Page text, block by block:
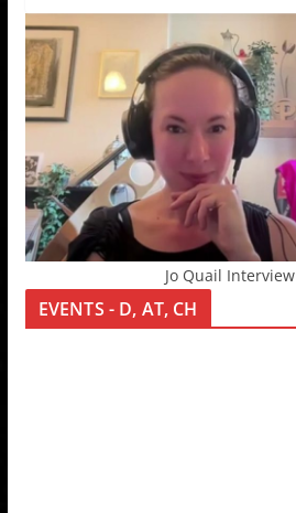
Jo Quail Interview
EVENTS - D, AT, CH